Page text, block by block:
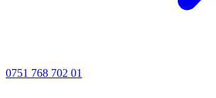
0751 768 702 01